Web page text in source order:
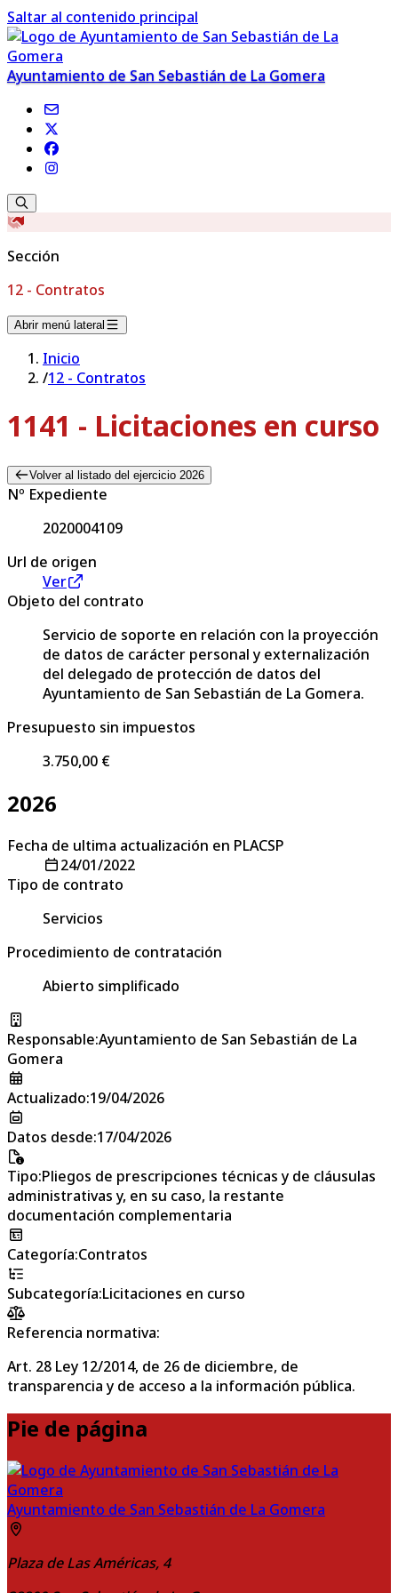
Saltar al contenido principal
Ayuntamiento de San Sebastián de La Gomera
Sección
12 - Contratos
Abrir menú lateral
Inicio
/12 - Contratos
1141 - Licitaciones en curso
Volver al listado del ejercicio 2026
Nº Expediente
2020004109
Url de origen
Ver
Objeto del contrato
Servicio de soporte en relación con la proyección
de datos de carácter personal y externalización
del delegado de protección de datos del
Ayuntamiento de San Sebastián de La Gomera.
Presupuesto sin impuestos
3.750,00 €
2026
Fecha de ultima actualización en PLACSP
24/01/2022
Tipo de contrato
Servicios
Procedimiento de contratación
Abierto simplificado
Responsable:Ayuntamiento de San Sebastián de La
Gomera
Actualizado:19/04/2026
Datos desde:17/04/2026
Tipo:Pliegos de prescripciones técnicas y de cláusulas
administrativas y, en su caso, la restante
documentación complementaria
Categoría:Contratos
Subcategoría:Licitaciones en curso
Referencia normativa:
Art. 28 Ley 12/2014, de 26 de diciembre, de
transparencia y de acceso a la información pública.
Pie de página
Ayuntamiento de San Sebastián de La Gomera
Plaza de Las Américas, 4